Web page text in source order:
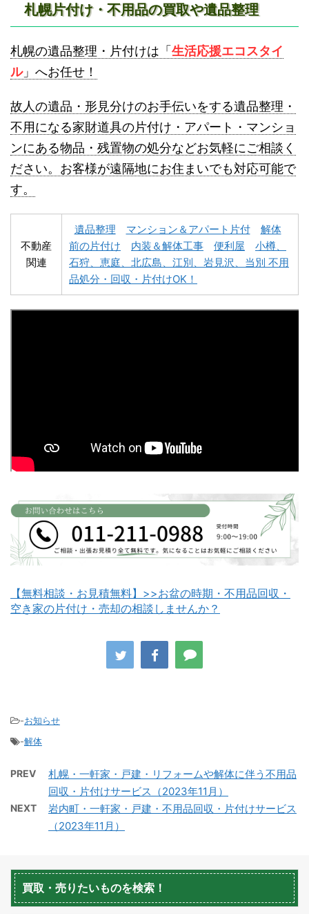
名寄市不用品回収 士別市不用品回収
深川市不用品回収 夕張市不用品回収
白老町不用品回収 長万部町不用品回収
蘭越町不用品回収 黒松内町不用品回収
札幌片付け・不用品の買取や遺品整理
札幌の遺品整理・片付けは「生活応援エコスタイ
ル」へお任せ！
故人の遺品・形見分けのお手伝いをする遺品整理・
不用になる家財道具の片付け・アパート・マンショ
ンにある物品・残置物の処分などお気軽にご相談く
ださい。お客様が遠隔地にお住まいでも対応可能で
す。
不動産
関連
遺品整理 マンション＆アパート片付
解体
前の片付け
内装＆解体工事 便利屋
小樽、
石狩、恵庭、北広島、江別、岩見沢、当別 不用
品処分・回収・片付けOK！
【無料相談・お見積無料】>>お盆の時期・不用品回収・
空き家の片付け・売却の相談しませんか？
-お知らせ
-解体
PREV
札幌・一軒家・戸建・リフォームや解体に伴う不用品
回収・片付けサービス（2023年11月）
NEXT
岩内町・一軒家・戸建・不用品回収・片付けサービス
（2023年11月）
買取・売りたいものを検索！